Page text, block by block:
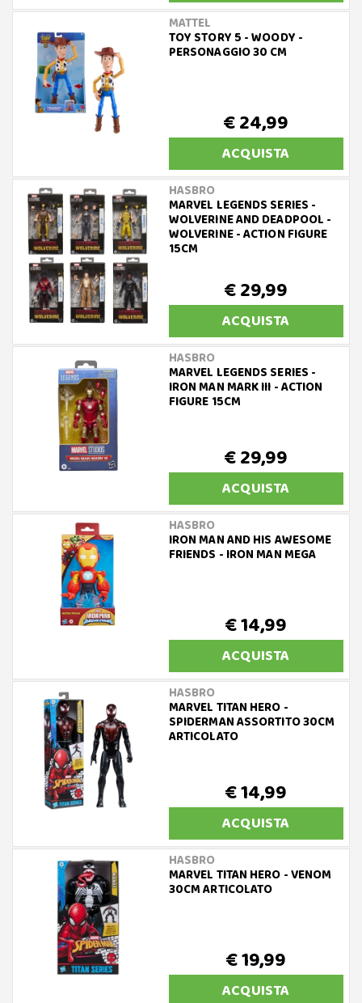
MATTEL
TOY STORY 5 - WOODY -
PERSONAGGIO 30 CM
€ 24,99
ACQUISTA
HASBRO
MARVEL LEGENDS SERIES -
WOLVERINE AND DEADPOOL -
WOLVERINE - ACTION FIGURE
15CM
€ 29,99
ACQUISTA
HASBRO
MARVEL LEGENDS SERIES -
IRON MAN MARK III - ACTION
FIGURE 15CM
€ 29,99
ACQUISTA
HASBRO
IRON MAN AND HIS AWESOME
FRIENDS - IRON MAN MEGA
€ 14,99
ACQUISTA
HASBRO
MARVEL TITAN HERO -
SPIDERMAN ASSORTITO 30CM
ARTICOLATO
€ 14,99
ACQUISTA
HASBRO
MARVEL TITAN HERO - VENOM
30CM ARTICOLATO
€ 19,99
ACQUISTA